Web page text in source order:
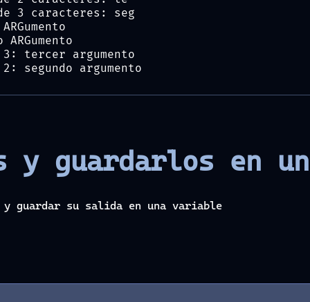
3 caracteres: seg
3: tercer argumento
segundo argumento
y guardarlos en
y guardar su salida en una variable